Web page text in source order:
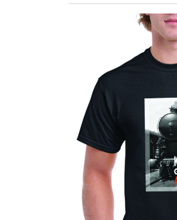
ARCHÍVUM
WEBSHOP
REGISZTRÁCIÓ